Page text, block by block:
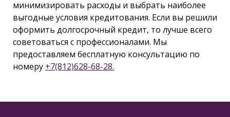
минимизировать расходы и выбрать наиболее
выгодные условия кредитования. Если вы решили
оформить долгосрочный кредит, то лучше всего
советоваться с профессионалами. Мы
предоставляем бесплатную консультацию по
номеру +7(812)628-68-28.